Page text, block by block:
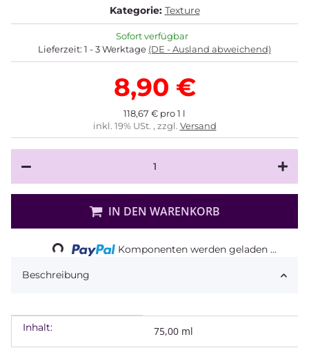
Kategorie: Texture
Sofort verfügbar
Lieferzeit: 1 - 3 Werktage (DE - Ausland abweichend)
8,90 €
118,67 € pro 1 l
inkl. 19% USt. , zzgl. Versand
IN DEN WARENKORB
Loading... Komponenten werden geladen ...
Beschreibung
Produkteigenschaft
Wert
Inhalt: 75,00 ml